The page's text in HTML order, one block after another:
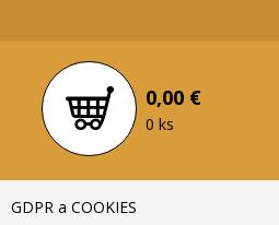
0,00 €
0 ks
GDPR a COOKIES